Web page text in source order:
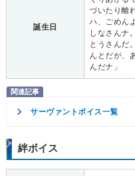
誕生日
づいたり離
ハ、ごめん
しなさんナ
とうさんだ
んとだが、
んだナ」
サーヴァントボイス一覧
絆ボイス